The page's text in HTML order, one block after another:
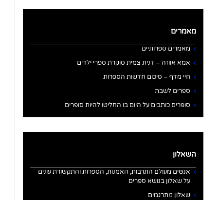
מאמרים
מאמרים ספרותיים
אמא אווזה – דנית צמית סוקרת ספרי ילדים
חיי מדף – סיכום חדשות הספרות
ספרים לשבת
סופרים כותבים על היום בו החליטו להיות סופרים
השאלון
אנשים מעולם התרבות, האמנות, הספרות והתקשורת עונים
על שאלון בנושא ספרים
שאלון מתרגמים